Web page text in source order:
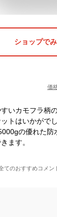
ショップで
価
いカモフラ柄
トはいかがで
の優れた防
ます。
てのおすすめコメン